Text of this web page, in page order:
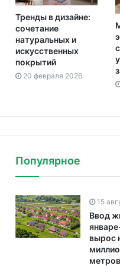
Тренды в дизайне:
сочетание
натуральных и
искусственных
покрытий
20 февраля 2026
Популярное
15
Ввод
вырос